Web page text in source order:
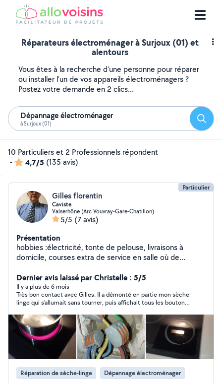
Réparateurs électroménager à Surjoux (01) et
alentours
Vous êtes à la recherche d'une personne pour réparer
ou installer l'un de vos appareils électroménagers ?
Postez votre demande en 2 clics...
Dépannage électroménager
à Surjoux (01)
10 Particuliers et 2 Professionnels répondent
-
4,7/5 (135 avis)
Particulier
Gilles florentin
Caviste
Valserhône (Arc Vouvray-Gare-Chatillon)
5/5 (7 avis)
Présentation
hobbies :électricité, tonte de pelouse, livraisons à
domicile, courses extra de service en salle où de
Dernier avis laissé par Christelle : 5/5
Il y a plus de 6 mois
Très bon contact avec Gilles. Il a démonté en partie mon sèche
linge qui s’allumait sans tourner, puis affichait tous les boutons
differents problemes possible, le seche linge à tourné mais
sans produire de chaleur.Nous avons opté pour l’achat prochain
d’une nouvelle resistance que Gilles me changera.
Réparation de sèche-linge Dépannage électroménager